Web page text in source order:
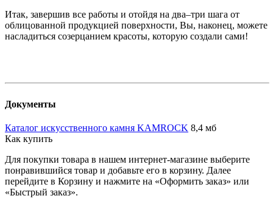
Итак, завершив все работы и отойдя на два–три шага от
облицованной продукцией поверхности, Вы, наконец, можете
насладиться созерцанием красоты, которую создали сами!
Документы
Каталог искусственного камня KAMROCK 8,4 мб
Как купить
Для покупки товара в нашем интернет-магазине выберите
понравившийся товар и добавьте его в корзину. Далее
перейдите в Корзину и нажмите на «Оформить заказ» или
«Быстрый заказ».